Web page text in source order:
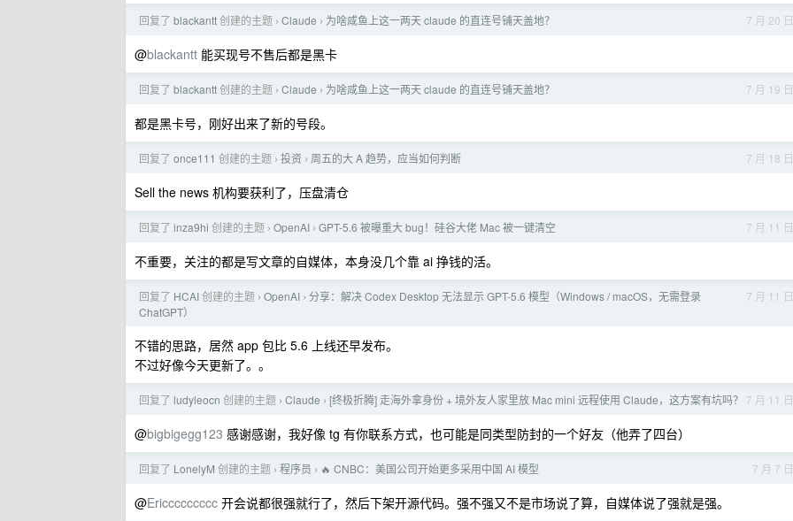
7 月 20 日
回复了 blackantt创建的主题 › Claude › 为啥咸鱼上这一两天 claude 的直连号铺天盖地？
@blackantt 能买现号不售后都是黑卡
7 月 19 日
回复了 blackantt创建的主题 › Claude › 为啥咸鱼上这一两天 claude 的直连号铺天盖地？
都是黑卡号，刚好出来了新的号段。
7 月 18 日
回复了 once111 创建的主题 › 投资 › 周五的大 A 趋势，应当如何判断
Sell the news 机构要获利了，压盘清仓
7 月 11 日
回复了 inza9hi 创建的主题 › OpenAI › GPT-5.6 被曝重大 bug！硅谷大佬 Mac 被一键清空
不重要，关注的都是写文章的自媒体，本身没几个靠 ai 挣钱的活。
7 月 11 日
回复了 HCAI创建的主题 › OpenAI › 分享：解决 Codex Desktop 无法显示 GPT-5.6 模型（Windows / macOS，无需登录
ChatGPT）
不错的思路，居然 app 包比 5.6 上线还早发布。
不过好像今天更新了。。
7 月 11 日
回复了 ludyleocn 创建的主题 › Claude › [终极折腾] 走海外拿身份 + 境外友人家里放 Mac mini 远程使用 Claude，这方案有坑吗？
@bigbigegg123 感谢感谢，我好像 tg 有你联系方式，也可能是同类型防封的一个好友（他弄了四台）
7 月 7 日
回复了 LonelyM 创建的主题 › 程序员 › 🔥 CNBC：美国公司开始更多采用中国 AI 模型
@Ericcccccccc 开会说都很强就行了，然后下架开源代码。强不强又不是市场说了算，自媒体说了强就是强。